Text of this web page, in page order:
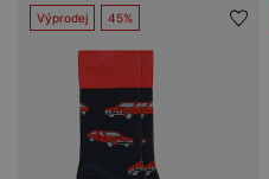
Výprodej 45%